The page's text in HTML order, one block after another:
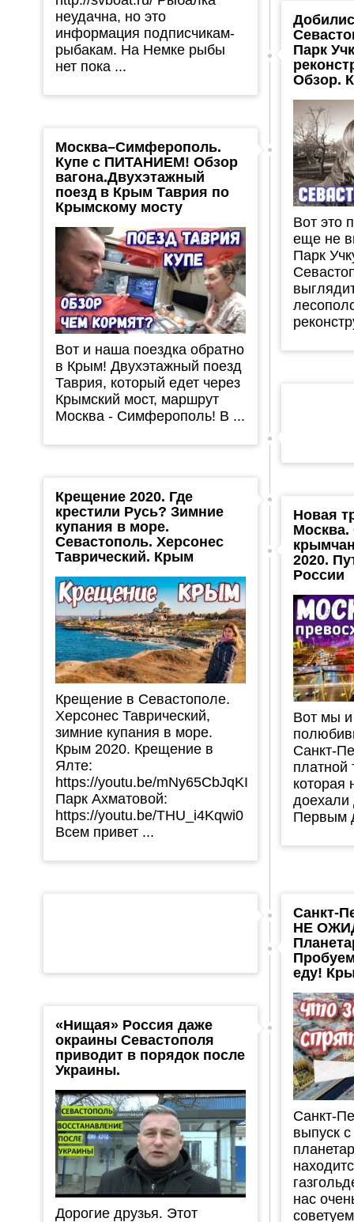
неудачна, но это
информация подписчикам-
рыбакам. На Немке рыбы
нет пока ...
Парк
Обзор.
Вот это
еще не
Парк
Москва–Симферополь.
Купе с ПИТАНИЕМ! Обзор
вагона.Двухэтажный
поезд в Крым Таврия по
Крымскому мосту
Вот и наша поездка обратно
в Крым! Двухэтажный поезд
Таврия, который едет через
Крымский мост, маршрут
Москва - Симферополь! В ...
Крещение 2020. Где
крестили Русь? Зимние
купания в море.
Севастополь. Херсонес
Таврический. Крым
Крещение в Севастополе.
Херсонес Таврический,
зимние купания в море.
Крым 2020. Крещение в
Ялте:
https://youtu.be/mNy65CbJqKI
Парк Ахматовой:
https://youtu.be/THU_i4Kqwi0
Всем привет ...
Новая
Москва.
2020.
России
Вот мы и
Санкт-
платной
которая
Первым
Санкт-
НЕ
еду!
Санкт-
выпуск
нас
«Нищая» Россия даже
окраины Севастополя
приводит в порядок после
Украины.
Дорогие друзья. Этот